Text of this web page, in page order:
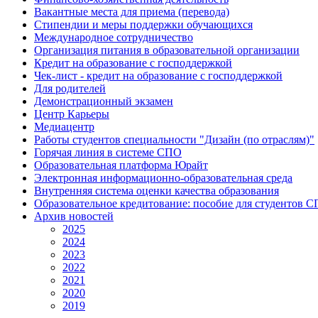
Вакантные места для приема (перевода)
Стипендии и меры поддержки обучающихся
Международное сотрудничество
Организация питания в образовательной организации
Кредит на образование с господдержкой
Чек-лист - кредит на образование с господдержкой
Для родителей
Демонстрационный экзамен
Центр Карьеры
Медиацентр
Работы студентов специальности "Дизайн (по отраслям)"
Горячая линия в системе СПО
Образовательная платформа Юрайт
Электронная информационно-образовательная среда
Внутренняя система оценки качества образования
Образовательное кредитование: пособие для студентов
Архив новостей
2025
2024
2023
2022
2021
2020
2019